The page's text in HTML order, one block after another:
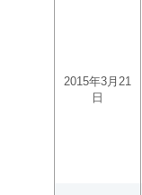
2015年3月21
日